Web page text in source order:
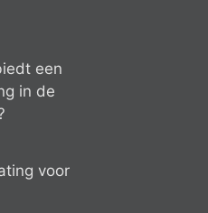
een
in de
voor